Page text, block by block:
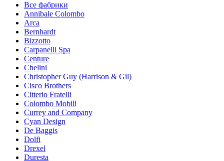
Все фабрики
Annibale Colombo
Arca
Bernhardt
Bizzotto
Carpanelli Spa
Centure
Chelini
Christopher Guy (Harrison & Gil)
Cisco Brothers
Citterio Fratelli
Colombo Mobili
Currey and Company
Cyan Design
De Baggis
Dolfi
Drexel
Duresta